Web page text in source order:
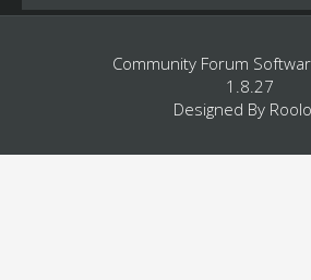
Community Forum
1.8.27
Designed By